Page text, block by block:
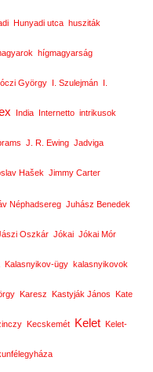
Hunyadi utca husziták
hígmagyarság
György I. Szulejmán I.
India Internetto intrikusok
J. R. Ewing Jadviga
Hašek Jimmy Carter
Néphadsereg Juhász Benedek
Oszkár Jókai Jókai Mór
Kalasnyikov-ügy kalasnyikovok
Karesz Kastyják János Kate
Kecskemét Kelet Kelet-